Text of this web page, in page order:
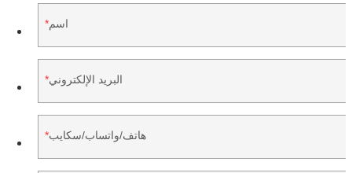
اسم
البريد الإلكتروني
هاتف/واتساب/سكايب